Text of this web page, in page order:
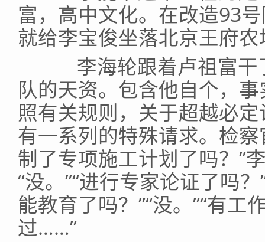
富，高中文化。在改造93
就给李宝俊坐落北京王府
李海轮跟着卢祖富干
队的天资。包含他自个，
照有关规则，关于超越必
有一系列的特殊请求。检
制了专项施工计划了吗？”
“没。”“进行专家论证了吗
能教育了吗？”“没。”“有工
过……”